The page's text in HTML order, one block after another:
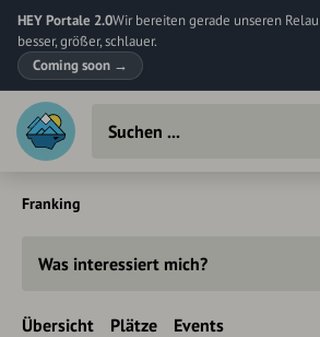
HEY Portale 2.0Wir bereiten gerade unseren
besser, größer, schlauer.
Coming soon →
Franking
Was interessiert mich?
Übersicht Plätze Events